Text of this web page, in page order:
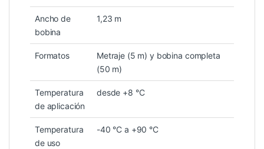
Ancho de
bobina
1,23 m
Formatos
Metraje (5 m) y bobina completa
(50 m)
Temperatura
de aplicación
desde +8 °C
Temperatura
de uso
-40 °C a +90 °C